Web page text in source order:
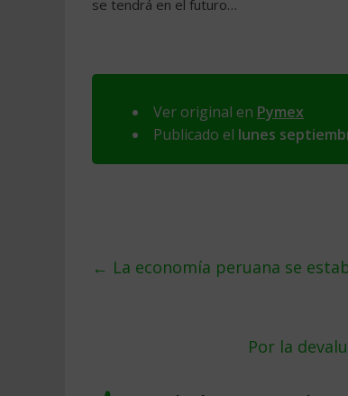
se tendrá en el futuro…
Ver original en Pymex
Publicado el lunes
← La economía peruana se
Por la